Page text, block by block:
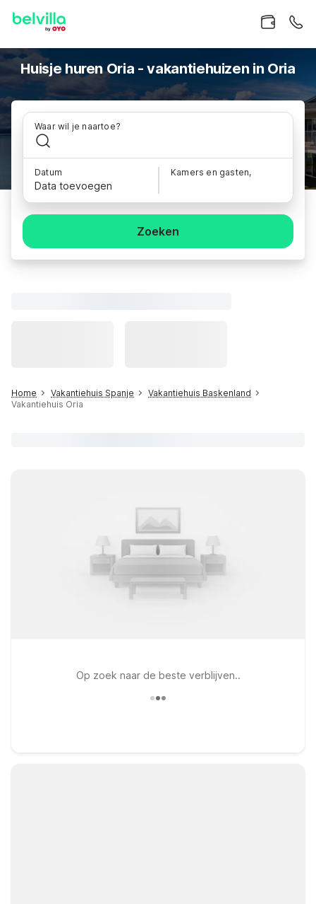
Huisje huren Oria - vakantiehuizen in Oria
Waar wil je naartoe?
Datum
Data toevoegen
Kamers en gasten,
Zoeken
Home Vakantiehuis Spanje
Vakantiehuis Baskenland
Vakantiehuis Oria
Op zoek naar de beste verblijven..